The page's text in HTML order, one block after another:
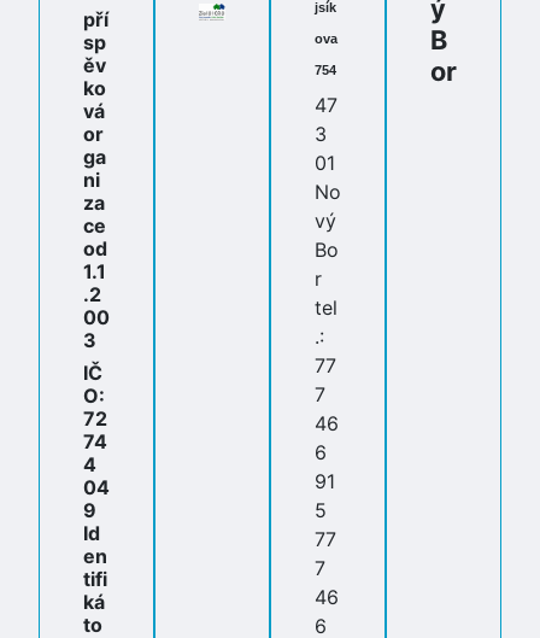
pří
sp
ěv
ko
vá
or
ga
ni
za
ce
od
1.1
.2
00
3
IČ
O:
72
74
4
04
9
Id
en
tifi
ká
to
jsík
ova
754
47
3
01
No
vý
Bo
r
tel
.:
77
7
46
6
91
5
77
7
46
6
ý
B
or